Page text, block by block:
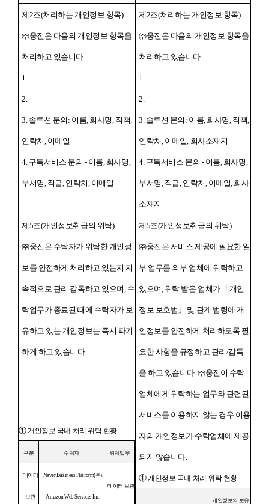
제2조(처리하는 개인정보 항목)
㈜웅진은 다음의 개인정보 항목을
처리하고 있습니다.
1.
2.
3. 솔루션 문의: 이름, 회사명, 직책,
연락처, 이메일
4. 구독서비스 문의 - 이름, 회사명,
부서명, 직급, 연락처, 이메일
제2조(처리하는 개인정보 항목)
㈜웅진은 다음의 개인정보 항목을
처리하고 있습니다.
1.
2.
3. 솔루션 문의: 이름, 회사명, 직책,
연락처, 이메일, 회사소재지
4. 구독서비스 문의 - 이름, 회사명,
부서명, 직급, 연락처, 이메일, 회사
소재지
제5조(개인정보취급의 위탁)
㈜웅진은 수탁자가 위탁한 개인정
보를 안전하게 처리하고 있는지 지
속적으로 관리 감독하고 있으며, 수
탁업무가 종료된 때에 수탁자가 보
유하고 있는 개인정보는 즉시 파기
하게 하고 있습니다.
①개인정보 국내 처리 위탁 현황
구분 수탁자 위탁업무
데이터
보관
Naver Business Platform(주),
Amazon Web Services Inc.
데이터 보관
제5조(개인정보취급의 위탁)
㈜웅진은 서비스 제공에 필요한 일
부 업무를 외부 업체에 위탁하고
있으며, 위탁 받은 업체가 「개인
정보 보호법」 및 관계 법령에 개
인정보를 안전하게 처리하도록 필
요한 사항을 규정하고 관리/감독
을 하고 있습니다. ㈜웅진이 수탁
업체에게 위탁하는 업무와 관련된
서비스를 이용하지 않는 경우 이용
자의 개인정보가 수탁업체에 제공
되지 않습니다.
①개인정보 국내 처리 위탁 현황
개인정보의 보유